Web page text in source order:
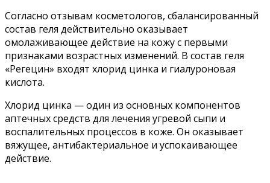
Согласно отзывам косметологов, сбалансированный
состав геля действительно оказывает
омолаживающее действие на кожу с первыми
признаками возрастных изменений. В состав геля
«Регецин» входят хлорид цинка и гиалуроновая
кислота.
Хлорид цинка — один из основных компонентов
аптечных средств для лечения угревой сыпи и
воспалительных процессов в коже. Он оказывает
вяжущее, антибактериальное и успокаивающее
действие.